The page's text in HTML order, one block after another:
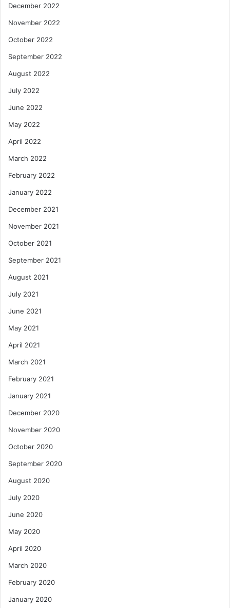
December 2022
November 2022
October 2022
September 2022
August 2022
July 2022
June 2022
May 2022
April 2022
March 2022
February 2022
January 2022
December 2021
November 2021
October 2021
September 2021
August 2021
July 2021
June 2021
May 2021
April 2021
March 2021
February 2021
January 2021
December 2020
November 2020
October 2020
September 2020
August 2020
July 2020
June 2020
May 2020
April 2020
March 2020
February 2020
January 2020